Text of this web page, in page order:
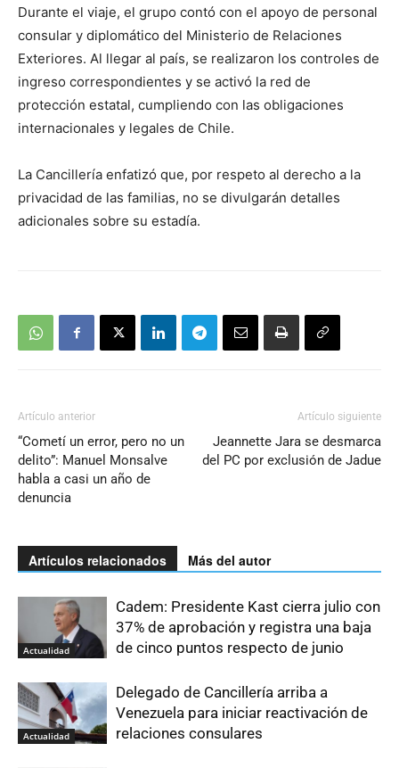
Durante el viaje, el grupo contó con el apoyo de personal
consular y diplomático del Ministerio de Relaciones
Exteriores. Al llegar al país, se realizaron los controles de
ingreso correspondientes y se activó la red de
protección estatal, cumpliendo con las obligaciones
internacionales y legales de Chile.
La Cancillería enfatizó que, por respeto al derecho a la
privacidad de las familias, no se divulgarán detalles
adicionales sobre su estadía.
Artículo anterior
“Cometí un error, pero no un
delito”: Manuel Monsalve
habla a casi un año de
denuncia
Artículo siguiente
Jeannette Jara se desmarca
del PC por exclusión de Jadue
Artículos relacionados Más del autor
Actualidad
Cadem: Presidente Kast cierra julio con
37% de aprobación y registra una baja
de cinco puntos respecto de junio
Actualidad
Delegado de Cancillería arriba a
Venezuela para iniciar reactivación de
relaciones consulares